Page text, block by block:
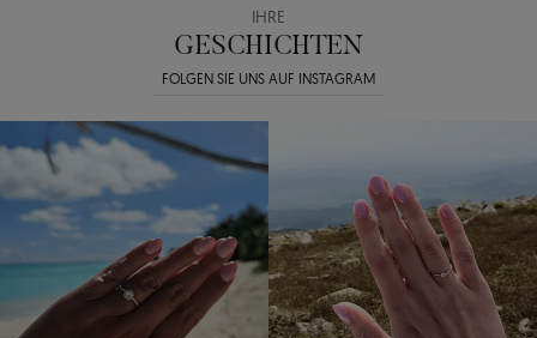
IHRE
GESCHICHTEN
FOLGEN SIE UNS AUF INSTAGRAM